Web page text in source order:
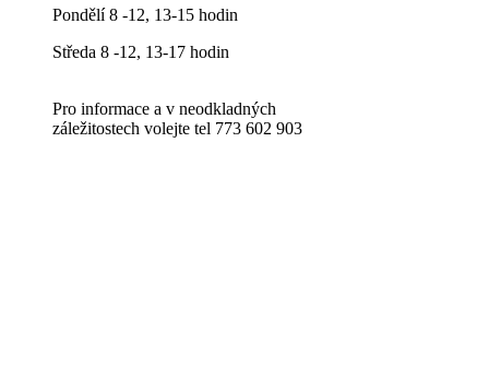
Pondělí 8 -12, 13-15 hodin
Středa 8 -12, 13-17 hodin
Pro informace a v neodkladných
záležitostech volejte tel 773 602 903